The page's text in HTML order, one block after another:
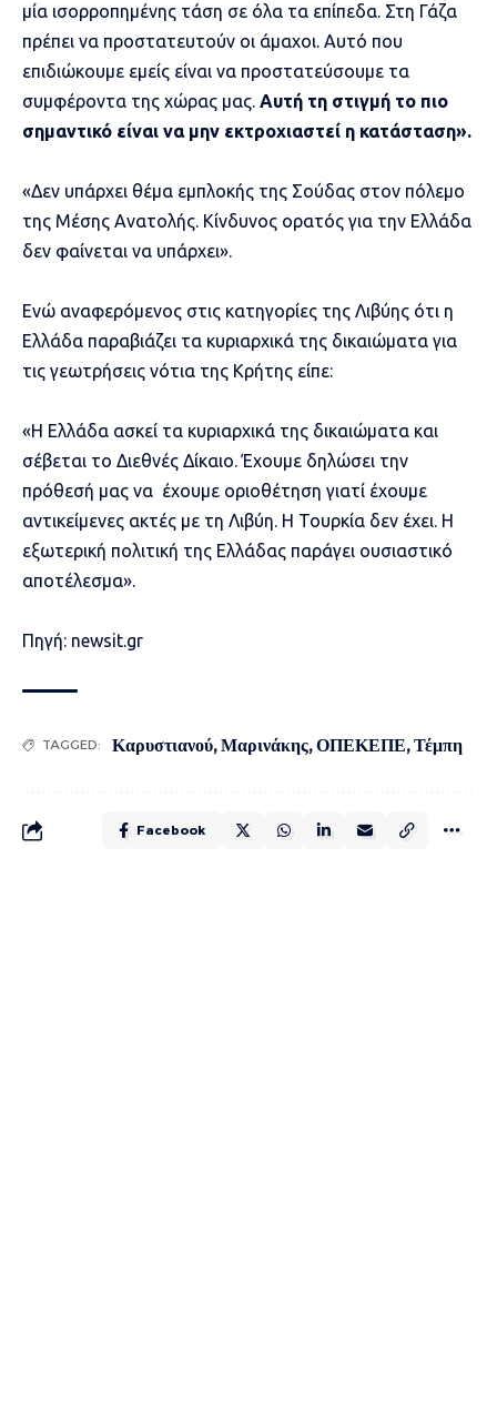
μία ισορροπημένης τάση σε όλα τα επίπεδα. Στη Γάζα
πρέπει να προστατευτούν οι άμαχοι. Αυτό που
επιδιώκουμε εμείς είναι να προστατεύσουμε τα
συμφέροντα της χώρας μας. Αυτή τη στιγμή το πιο
σημαντικό είναι να μην εκτροχιαστεί η κατάσταση».
«Δεν υπάρχει θέμα εμπλοκής της Σούδας στον πόλεμο
της Μέσης Ανατολής. Κίνδυνος ορατός για την Ελλάδα
δεν φαίνεται να υπάρχει».
Ενώ αναφερόμενος στις κατηγορίες της Λιβύης ότι η
Ελλάδα παραβιάζει τα κυριαρχικά της δικαιώματα για
τις γεωτρήσεις νότια της Κρήτης είπε:
«Η Ελλάδα ασκεί τα κυριαρχικά της δικαιώματα και
σέβεται το Διεθνές Δίκαιο. Έχουμε δηλώσει την
πρόθεσή μας να έχουμε οριοθέτηση γιατί έχουμε
αντικείμενες ακτές με τη Λιβύη. Η Τουρκία δεν έχει. Η
εξωτερική πολιτική της Ελλάδας παράγει ουσιαστικό
αποτέλεσμα».
Πηγή: newsit.gr
TAGGED: Καρυστιανού,Μαρινάκης,ΟΠΕΚΕΠΕ,Τέμπη
Facebook